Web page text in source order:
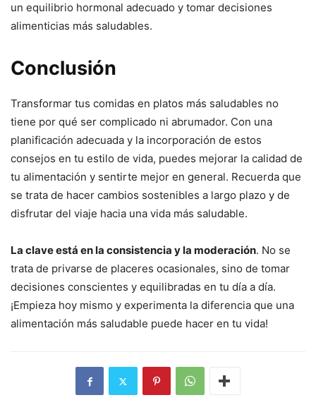
un equilibrio hormonal adecuado y tomar decisiones
alimenticias más saludables.
Conclusión
Transformar tus comidas en platos más saludables no
tiene por qué ser complicado ni abrumador. Con una
planificación adecuada y la incorporación de estos
consejos en tu estilo de vida, puedes mejorar la calidad de
tu alimentación y sentirte mejor en general. Recuerda que
se trata de hacer cambios sostenibles a largo plazo y de
disfrutar del viaje hacia una vida más saludable.
La clave está en la consistencia y la moderación. No se
trata de privarse de placeres ocasionales, sino de tomar
decisiones conscientes y equilibradas en tu día a día.
¡Empieza hoy mismo y experimenta la diferencia que una
alimentación más saludable puede hacer en tu vida!